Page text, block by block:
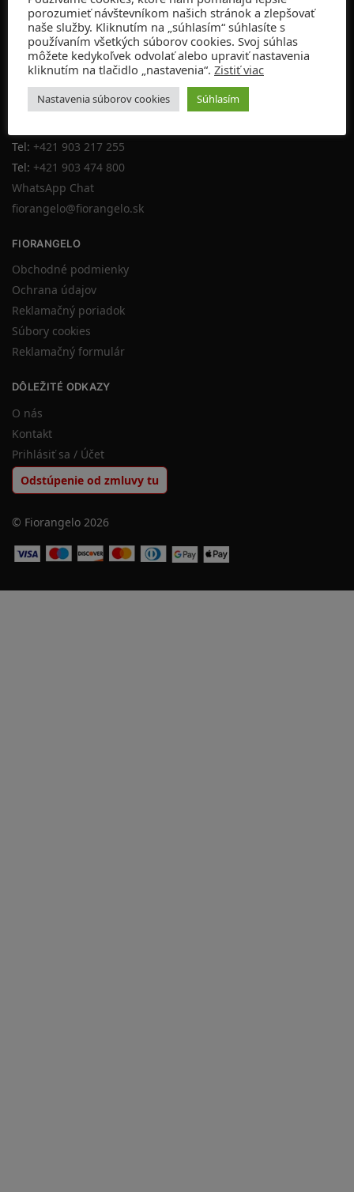
OTVÁRACIE HODINY:
PO-PIA 10:00-19:00
SO 10:00-16:00
NE ZATVORENÉ
KONTAKT
Tel: +421 903 217 255
Tel: +421 903 474 800
WhatsApp Chat
fiorangelo@fiorangelo.sk
FIORANGELO
Obchodné podmienky
Ochrana údajov
Reklamačný poriadok
Súbory cookies
Reklamačný formulár
DÔLEŽITÉ ODKAZY
O nás
Kontakt
Prihlásiť sa / Účet
Odstúpenie od zmluvy tu
© Fiorangelo 2026
porozumieť návštevníkom našich stránok a zlepšovať
naše služby. Kliknutím na „súhlasím“ súhlasíte s
používaním všetkých súborov cookies. Svoj súhlas
môžete kedykoľvek odvolať alebo upraviť nastavenia
kliknutím na tlačidlo „nastavenia“. Zistiť viac
Nastavenia súborov cookies Súhlasím